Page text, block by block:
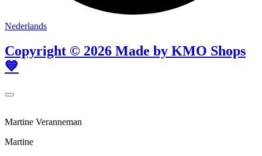
Nederlands
Copyright © 2026 Made by KMO Shops
💙
Martine Veranneman
Martine